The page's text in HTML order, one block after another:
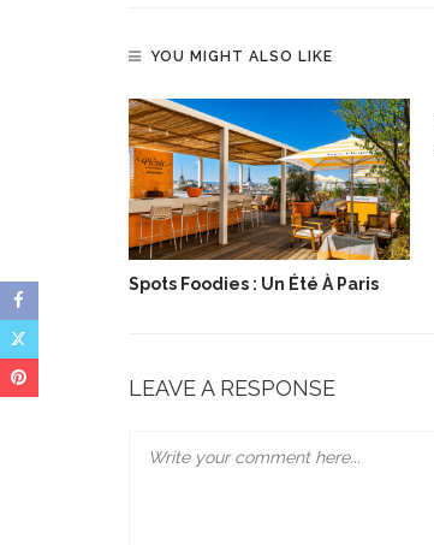
YOU MIGHT ALSO LIKE
De Noël Spots Foodies : Un Été À Paris
LEAVE A RESPONSE